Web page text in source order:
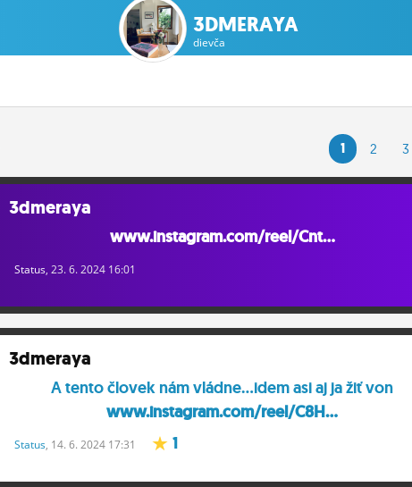
3DMERAYA
dievča
1 2 3
3dmeraya
www.instagram.com/reel/Cnt...
Status, 23. 6. 2024 16:01
3dmeraya
A tento človek nám vládne...idem asi aj ja žiť von
www.instagram.com/reel/C8H...
Status, 14. 6. 2024 17:31 1